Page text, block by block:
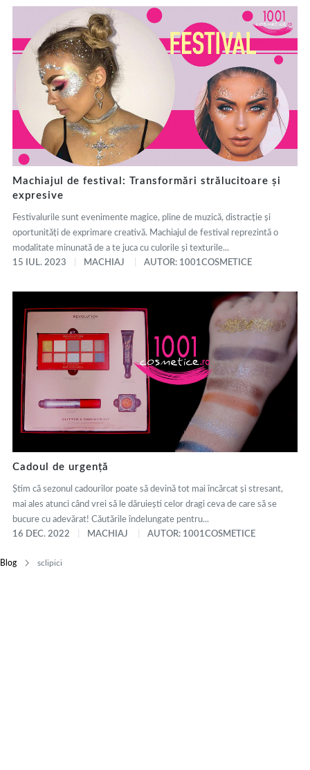
Blog sclipici
Machiajul de festival: Transformări strălucitoare și
expresive
Festivalurile sunt evenimente magice, pline de muzică, distracție și
oportunități de exprimare creativă. Machiajul de festival reprezintă o
modalitate minunată de a te juca cu culorile și texturile...
15 IUL. 2023
MACHIAJ AUTOR: 1001COSMETICE
Cadoul de urgență
Știm că sezonul cadourilor poate să devină tot mai încărcat și stresant,
mai ales atunci când vrei să le dăruiești celor dragi ceva de care să se
bucure cu adevărat! Căutările îndelungate pentru...
16 DEC. 2022
MACHIAJ AUTOR: 1001COSMETICE